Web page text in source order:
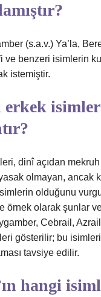
(s.a.v.) Ya’la,
ve benzeri isimlerin
istemiştir.
erkek
dinî açıdan mekruh
olmayan, ancak
olduğunu
örnek olarak şunlar
Cebrail,
gösterilir; bu
tavsiye edilir.
hangi